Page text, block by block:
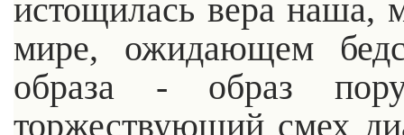
истощилась вера наша,
мире, ожидающем
образа - образ
торжествующий смех